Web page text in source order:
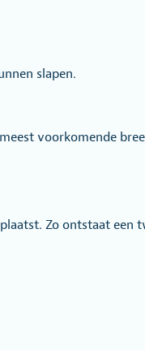
slapen.
voorkomende
Zo ontstaat een